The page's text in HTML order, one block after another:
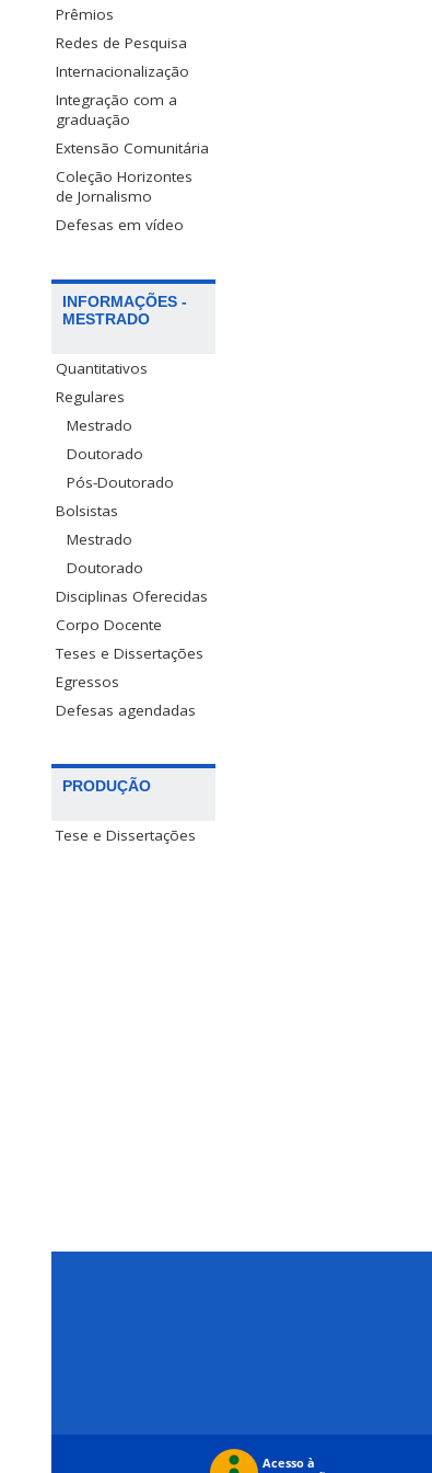
Prêmios
Redes de Pesquisa
Internacionalização
Integração com a
graduação
Extensão Comunitária
Coleção Horizontes
de Jornalismo
Defesas em vídeo
INFORMAÇÕES -
MESTRADO
Quantitativos
Regulares
Mestrado
Doutorado
Pós-Doutorado
Bolsistas
Mestrado
Doutorado
Disciplinas Oferecidas
Corpo Docente
Teses e Dissertações
Egressos
Defesas agendadas
PRODUÇÃO
Tese e Dissertações